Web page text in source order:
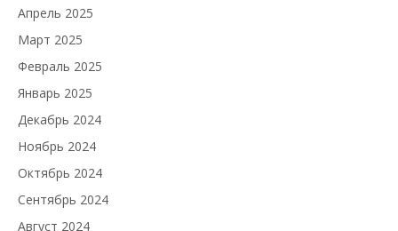
Апрель 2025
Март 2025
Февраль 2025
Январь 2025
Декабрь 2024
Ноябрь 2024
Октябрь 2024
Сентябрь 2024
Август 2024